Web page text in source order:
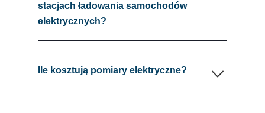
Ile kosztują pomiary elektryczne?
stacjach ładowania samochodów
elektrycznych?